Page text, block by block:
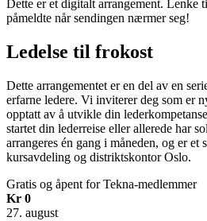
Dette er et digitalt arrangement. Lenke
påmeldte når sendingen nærmer seg!
Ledelse til frokost
Dette arrangementet er en del av en
erfarne ledere. Vi inviterer deg som er
opptatt av å utvikle din
startet din lederreise eller allerede har
arrangeres én gang i måneden, og er et
kursavdeling og distriktskontor Oslo.
Gratis og åpent for Tekna-medlemmer
Kr 0
27. august